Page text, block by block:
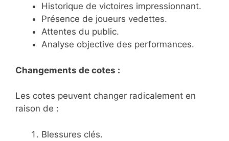
Historique de victoires impressionnant.
Présence de joueurs vedettes.
Attentes du public.
Analyse objective des performances.
Changements de cotes :
Les cotes peuvent changer radicalement en
raison de :
Blessures clés.